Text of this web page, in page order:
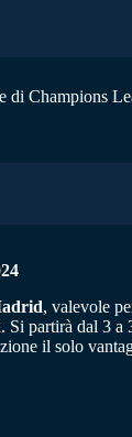
Champions
, valevole
partirà dal 3 a
il solo